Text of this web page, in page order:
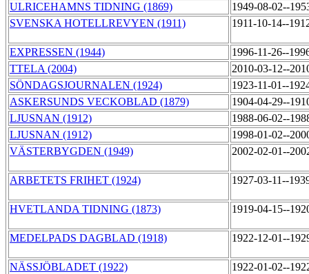
ULRICEHAMNS TIDNING (1869)
1949-08-02--
SVENSKA HOTELLREVYEN (1911)
1911-10-14--
EXPRESSEN (1944)
1996-11-26--
TTELA (2004)
2010-03-12--
SÖNDAGSJOURNALEN (1924)
1923-11-01--
ASKERSUNDS VECKOBLAD (1879)
1904-04-29--
LJUSNAN (1912)
1988-06-02--
LJUSNAN (1912)
1998-01-02--
VÄSTERBYGDEN (1949)
2002-02-01--
ARBETETS FRIHET (1924) 1927-03-11--
HVETLANDA TIDNING (1873) 1919-04-15--
MEDELPADS DAGBLAD (1918) 1922-12-01--
NÄSSJÖBLADET (1922) 1922-01-02--